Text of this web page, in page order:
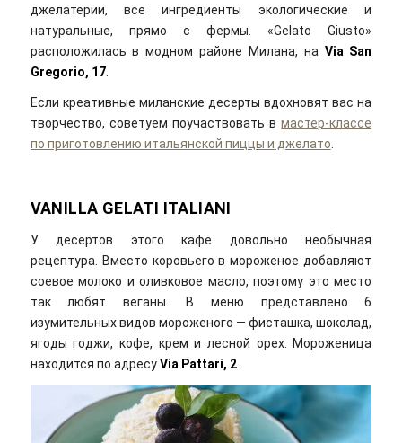
джелатерии, все ингредиенты экологические и
натуральные, прямо с фермы. «Gelato Giustо»
расположилась в модном районе Милана, на Via San
Gregorio, 17.
Если креативные миланские десерты вдохновят вас на
творчество, советуем поучаствовать вмастер-классе
по приготовлению итальянской пиццы и джелато.
VANILLA GELATI ITALIANI
У десертов этого кафе довольно необычная
рецептура. Вместо коровьего в мороженое добавляют
соевое молоко и оливковое масло, поэтому это место
так любят веганы. В меню представлено 6
изумительных видов мороженого — фисташка, шоколад,
ягоды годжи, кофе, крем и лесной орех. Мороженица
находится по адресуVia Pattari, 2.